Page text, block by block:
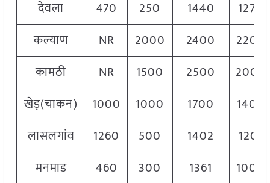
देवला 470 250 1440
1275
कल्याण
NR 2000 2400
2200
कामठी
NR 1500 2500
2000
खेड़(चाकन)
1000 1000 1700
1400
लासलगांव
1260 500 1402
1201
मनमाड
460 300 1361
1000